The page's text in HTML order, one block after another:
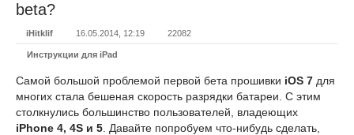
beta?
iHitklif 16.05.2014, 12:19 22082
Инструкции для iPad
Самой большой проблемой первой бета прошивки iOS 7 для
многих стала бешеная скорость разрядки батареи. С этим
столкнулись большинство пользователей, владеющих
iPhone 4, 4S и 5 . Давайте попробуем что-нибудь сделать,